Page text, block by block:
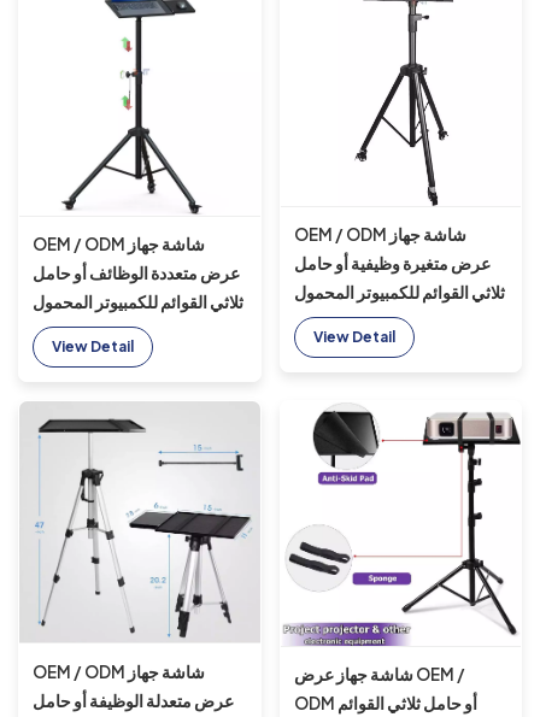
OEM / ODM شاشة جهاز
عرض متعددة الوظائف أو حامل
ثلاثي القوائم للكمبيوتر المحمول
حامل ثلاثي القوائم من
الألومنيوم أحادي القوائم من
3 عجلات
View Detail
OEM / ODM شاشة جهاز
عرض متغیرة وظيفية أو حامل
ثلاثي القوائم للكمبيوتر المحمول
حامل ثلاثي القوائم من
الألومنيوم أحادي القوائم من
View Detail
OEM / ODM شاشة جهاز
عرض متعدلة الوظيفة أو حامل
شاشة جهاز عرض OEM /
ODM أو حامل ثلاثي القوائم